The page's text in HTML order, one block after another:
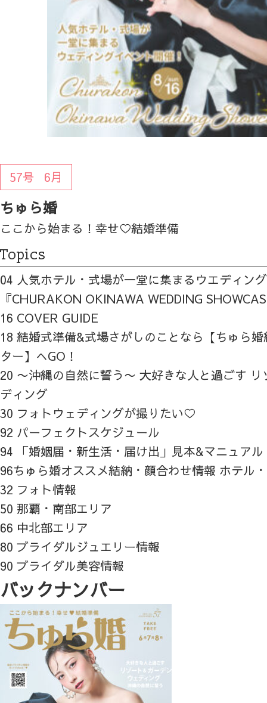
57号 6月
ちゅら婚
ここから始まる！幸せ♡結婚準備
Topics
04 人気ホテル・式場が一堂に集まるウエディン
『CHURAKON OKINAWA WEDDING
16 COVER GUIDE
18 結婚式準備&式場さがしのことなら【ちゅら
ター】へGO！
20 〜沖縄の自然に誓う〜 大好きな人と過ごす
ディング
30 フォトウェディングが撮りたい♡
92 パーフェクトスケジュール
94 「婚姻届・新生活・届け出」見本&マニュアル
96ちゅら婚オススメ結納・顔合わせ情報 ホテル
32 フォト情報
50 那覇・南部エリア
66 中北部エリア
80 ブライダルジュエリー情報
90 ブライダル美容情報
バックナンバー